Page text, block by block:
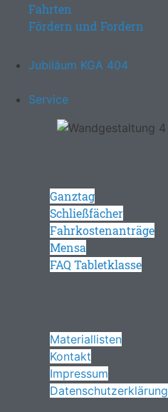
Fahrten
Fördern und Fordern
Jubiläum KGA 404
Service
Ganztag
Schließfächer
Fahrkostenanträge
Mensa
FAQ Tabletklasse
Materiallisten
Kontakt
Impressum
Datenschutzerklärung